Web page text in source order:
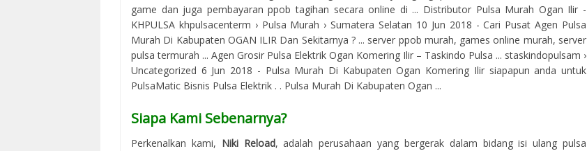
game dan juga pembayaran ppob tagihan secara online di ... Distributor Pulsa Murah Ogan Ilir -
KHPULSA khpulsacenterm › Pulsa Murah › Sumatera Selatan 10 Jun 2018 - Cari Pusat Agen Pulsa
Murah Di Kabupaten OGAN ILIR Dan Sekitarnya ? ... server ppob murah, games online murah, server
pulsa termurah ... Agen Grosir Pulsa Elektrik Ogan Komering Ilir – Taskindo Pulsa ... staskindopulsam ›
Uncategorized 6 Jun 2018 - Pulsa Murah Di Kabupaten Ogan Komering Ilir siapapun anda untuk
PulsaMatic Bisnis Pulsa Elektrik . . Pulsa Murah Di Kabupaten Ogan ...
Siapa Kami Sebenarnya?
Perkenalkan kami, Niki Reload, adalah perusahaan yang bergerak dalam bidang isi ulang pulsa